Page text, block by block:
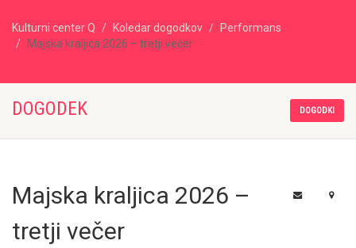
Kulturni center Q Koledar dogodkov
Performans
Majska kraljica 2026 – tretji večer
DOGODEK DOGODKI
Majska kraljica 2026 –
tretji večer